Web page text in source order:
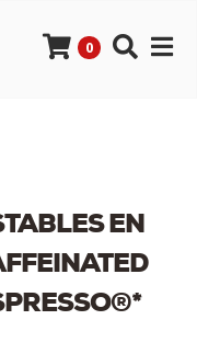
0
EN